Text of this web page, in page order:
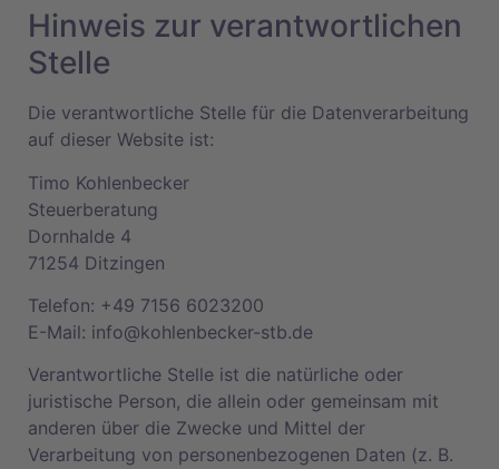
Hinweis zur verantwortlichen
Stelle
Die verantwortliche Stelle für die Datenverarbeitung
auf dieser Website ist:
Timo Kohlenbecker
Steuerberatung
Dornhalde 4
71254 Ditzingen
Telefon: +49 7156 6023200
E-Mail: ed.bts-rekcebnelhok@ofni
Verantwortliche Stelle ist die natürliche oder
juristische Person, die allein oder gemeinsam mit
anderen über die Zwecke und Mittel der
Verarbeitung von personenbezogenen Daten (z. B.